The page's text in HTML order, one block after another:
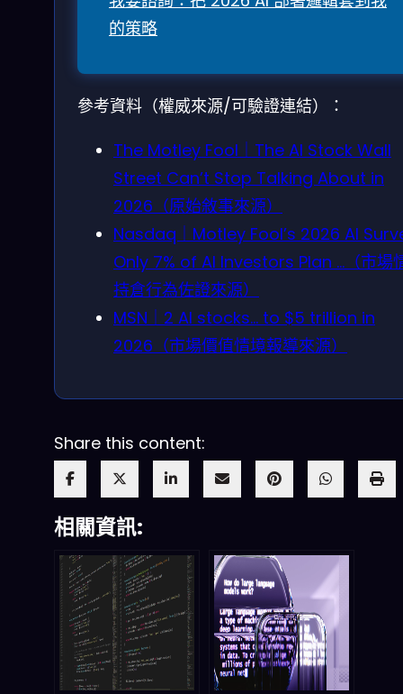
的策略
參考資料（權威來源/可驗證連結）：
The Motley Fool｜The AI Stock Wall
Street Can’t Stop Talking About in
2026（原始敘事來源）
Nasdaq｜Motley Fool’s 2026 AI
Only 7% of AI Investors Plan …（市場
持倉行為佐證來源）
MSN｜2 AI stocks… to $5 trillion in
2026（市場價值情境報導來源）
Share this content:
相關資訊: